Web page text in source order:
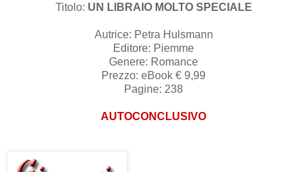
Titolo: UN LIBRAIO MOLTO SPECIALE
Autrice: Petra Hulsmann
Editore: Piemme
Genere: Romance
Prezzo: eBook € 9,99
Pagine: 238
AUTOCONCLUSIVO